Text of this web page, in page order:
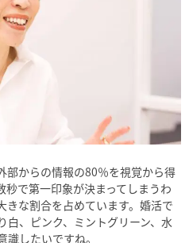
部からの情報の80％を視覚から得
で第一印象が決まってしまうわ
きな割合を占めています。婚活で
白、ピンク、ミントグリーン、水
したいですね。